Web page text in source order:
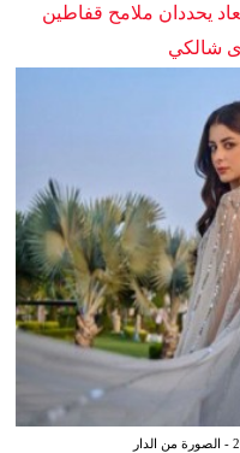
يحددان ملامح قفاطين